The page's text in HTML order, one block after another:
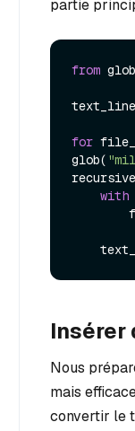
partie
from glob
for
glob(
with
Insérer
Nous
mais
convertir le